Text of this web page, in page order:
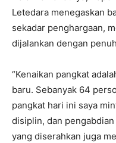
Letedara menegaskan
sekadar penghargaan,
dijalankan dengan
“Kenaikan pangkat
baru. Sebanyak 64
pangkat hari ini saya
disiplin, dan
yang diserahkan juga